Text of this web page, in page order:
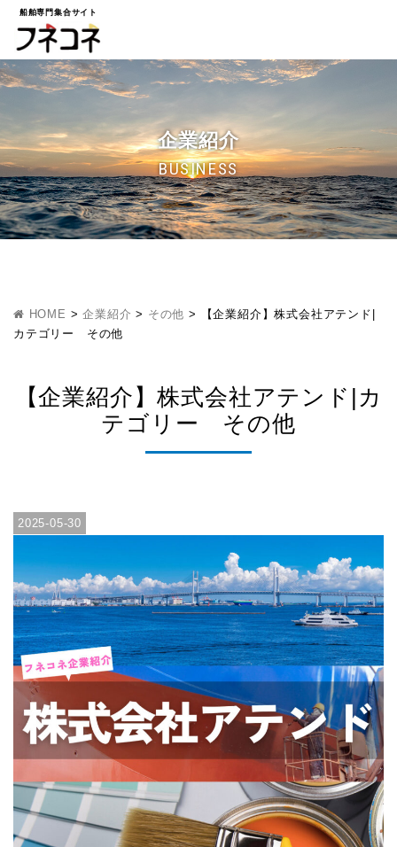
船舶専門集合サイト
企業紹介
BUSINESS
HOME >企業紹介 > その他 >
【企業紹介】株式会社アテンド|
カテゴリー その他
【企業紹介】株式会社アテンド|カ
テゴリー その他
2025-05-30